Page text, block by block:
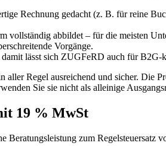
Rechnung gedacht (z. B. für reine
vollständig abbildet – für die meisten
Vorgänge.
lässt sich ZUGFeRD auch für B2G-
aller Regel ausreichend und sicher.
Sie sie nicht als alleinige
19 % MwSt
Beratungsleistung zum Regelsteuersatz